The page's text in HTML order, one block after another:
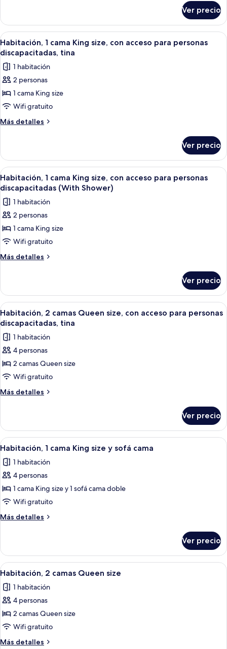
size
2
camas
Queen
size
Ver precio
Abrir
todas
las
fotos
de
Habitación,
1
cama
con
acceso
para
personas
discapacitadas,
tina
Un baño moderno con bañera, un
3
Habitación, 1 cama King size, con acceso para personas
discapacitadas, tina
1 habitación
2 personas
1 cama King size
Wifi gratuito
Más detalles
Más
1
cama
King
size,
acceso
para
personas
discapacitadas,
tina
Ver precio
Abrir
todas
las
fotos
de
Habitación,
1
cama
con
acceso
para
personas
discapacitadas
(With
Shower)
Una habitación de hotel con un
2
Habitación, 1 cama King size, con acceso para personas
discapacitadas (With Shower)
1 habitación
2 personas
1 cama King size
Wifi gratuito
Más detalles
Más
1
cama
King
size,
acceso
para
personas
discapacitadas
(With
Ver precio
Abrir
todas
las
fotos
de
Habitación,
2
camas
con
acceso
para
personas
discapacitadas,
tina
Un baño moderno con bañera, un
6
Habitación, 2 camas Queen size, con acceso para personas
discapacitadas, tina
1 habitación
4 personas
2 camas Queen size
Wifi gratuito
Más detalles
Más
2
camas
Queen
con
acceso
personas
discapacitadas,
Ver precio
Abrir
todas
las
fotos
de
Habitación,
1
cama
size
sofá
cama
Habitación de hotel con una cama
3
Habitación, 1 cama King size y sofá cama
1 habitación
4 personas
1 cama King size y 1 sofá cama doble
Wifi gratuito
Más detalles
Más
1
cama
King
y
sofá
Ver precio
Abrir
todas
las
fotos
de
Habitación,
2
Habitación de hotel con dos camas,
5
Habitación, 2 camas Queen size
1 habitación
4 personas
2 camas Queen size
Wifi gratuito
Más detalles
Más